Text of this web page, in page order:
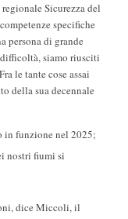
Sicurezza del
specifiche
persona di grande
siamo riusciti
le tante cose assai
della sua decennale
in funzione nel 2025;
nostri fiumi si
dice Miccoli, il